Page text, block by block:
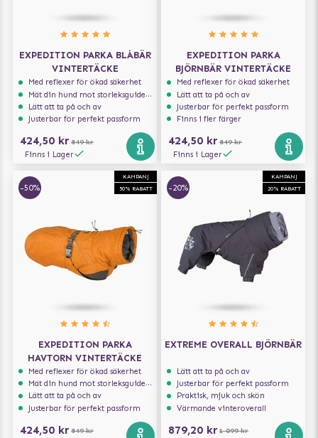
EXPEDITION PARKA BLÅBÄR
VINTERTÄCKE
Med reflexer för ökad säkerhet
Mät din hund mot storleksguiden för att få rätt storlek
Lätt att ta på och av
Justerbar för perfekt passform
424,50 kr 849 kr
Finns i Lager
EXPEDITION PARKA
BJÖRNBÄR VINTERTÄCKE
Med reflexer för ökad säkerhet
Lätt att ta på och av
Justerbar för perfekt passform
Finns i fler färger
424,50 kr 849 kr
Finns i Lager
KAMPANJ
50% RABATT
-50%
EXPEDITION PARKA
HAVTORN VINTERTÄCKE
Med reflexer för ökad säkerhet
Mät din hund mot storleksguiden för att få rätt storlek
Lätt att ta på och av
Justerbar för perfekt passform
424,50 kr 849 kr
KAMPANJ
20% RABATT
-20%
EXTREME OVERALL BJÖRNBÄR
Lätt att ta på och av
Justerbar för perfekt passform
Praktisk, mjuk och skön
Värmande vinteroverall
879,20 kr 1 099 kr